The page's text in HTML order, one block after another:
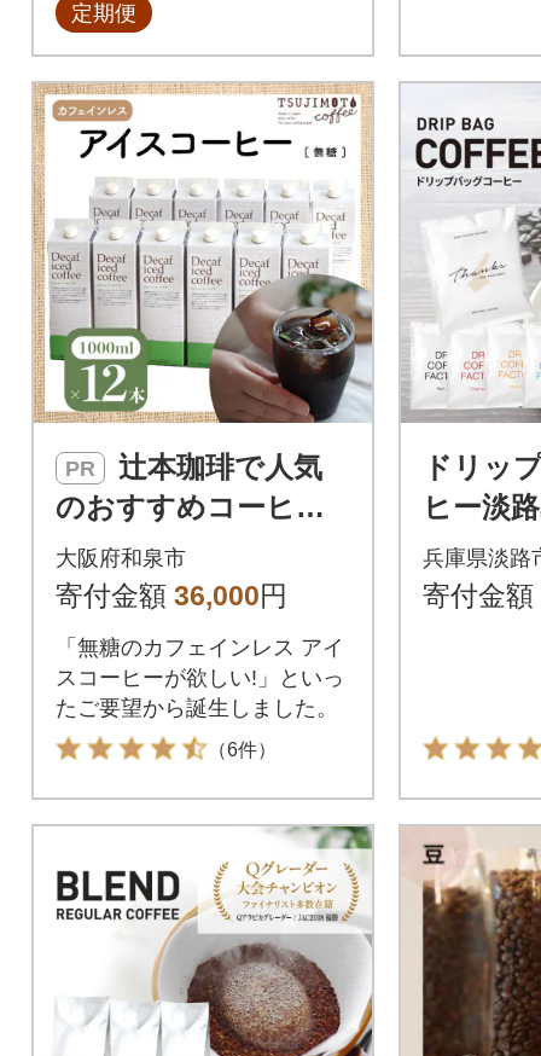
定期便
PR
のおすすめコーヒー
アイスコーヒー デカ
フェハウスブレンド
大阪府和泉市
寄付金額 36,000円
「無糖のカフェインレス アイ
スコーヒーが欲しい!」といっ
たご要望から誕生しました。
（6件）
ドリッ
ヒー淡
セット
み比べ
兵庫県淡路
寄付金額